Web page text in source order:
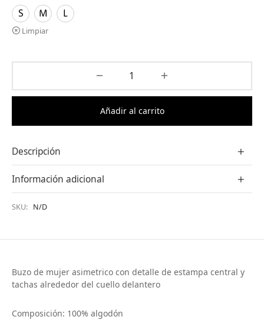
S M L
Limpiar
Añadir al carrito
Descripción
Información adicional
SKU: N/D
Buzo de mujer asimetrico con detalle de estampa central y
tachas alrededor del cuello delantero
Composición: 100% algodón